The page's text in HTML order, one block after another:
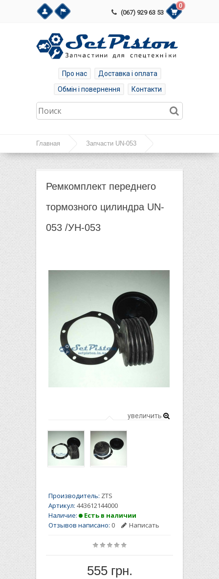
(067) 929 63 53
0
Про нас
Доставка і оплата
Обмін і повернення
Контакти
Главная Запчасти UN-053
Ремкомплект переднего тормозного цилиндра UN-
Ремкомплект переднего
тормозного цилиндра UN-
053 /УН-053
увеличить
Производитель: ZTS
Артикул: 443612144000
Наличие:
Есть в наличии
Отзывов написано: 0 Написать
555 грн.